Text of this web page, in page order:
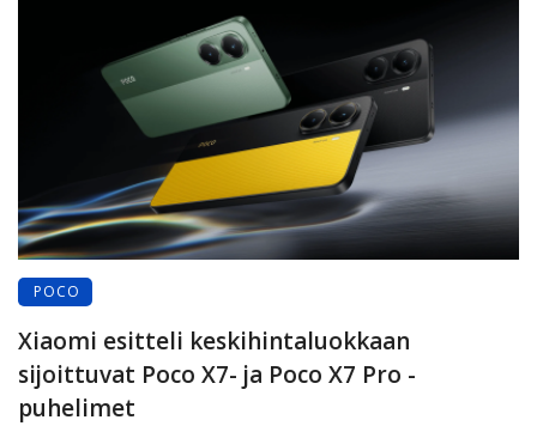
POCO
Xiaomi esitteli keskihintaluokkaan
sijoittuvat Poco X7- ja Poco X7 Pro -
puhelimet